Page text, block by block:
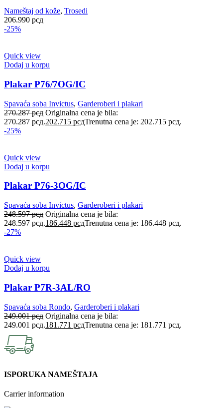
Nameštaj od kože, Trosedi
206.990 рсд
-25%
Quick view
Dodaj u korpu
Plakar P76/7OG/IC
Spavaća soba Invictus, Garderoberi i plakari
270.287рсд Originalna cena je bila:
270.287 рсд.202.715 рсдTrenutna cena je: 202.715 рсд.
-25%
Quick view
Dodaj u korpu
Plakar P76-3OG/IC
Spavaća soba Invictus, Garderoberi i plakari
248.597рсд Originalna cena je bila:
248.597 рсд.186.448 рсдTrenutna cena je: 186.448 рсд.
-27%
Quick view
Dodaj u korpu
Plakar P7R-3AL/RO
Spavaća soba Rondo, Garderoberi i plakari
249.001рсд Originalna cena je bila:
249.001 рсд.181.771 рсдTrenutna cena je: 181.771 рсд.
ISPORUKA NAMEŠTAJA
Carrier information